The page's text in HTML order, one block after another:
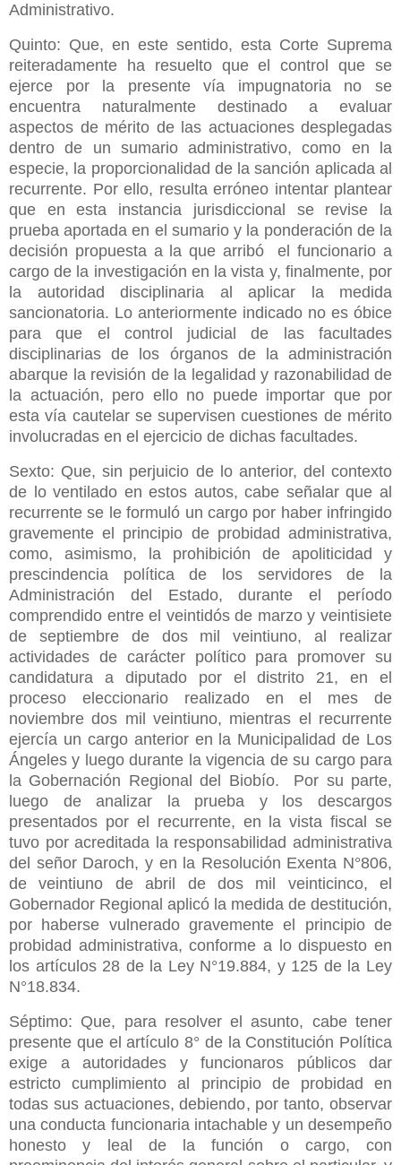
Administrativo.
Quinto: Que, en este sentido, esta Corte Suprema
reiteradamente ha resuelto que el control que se
ejerce por la presente vía impugnatoria no se
encuentra naturalmente destinado a evaluar
aspectos de mérito de las actuaciones desplegadas
dentro de un sumario administrativo, como en la
especie, la proporcionalidad de la sanción aplicada al
recurrente. Por ello, resulta erróneo intentar plantear
que en esta instancia jurisdiccional se revise la
prueba aportada en el sumario y la ponderación de la
decisión propuesta a la que arribó el funcionario a
cargo de la investigación en la vista y, finalmente, por
la autoridad disciplinaria al aplicar la medida
sancionatoria. Lo anteriormente indicado no es óbice
para que el control judicial de las facultades
disciplinarias de los órganos de la administración
abarque la revisión de la legalidad y razonabilidad de
la actuación, pero ello no puede importar que por
esta vía cautelar se supervisen cuestiones de mérito
involucradas en el ejercicio de dichas facultades.
Sexto: Que, sin perjuicio de lo anterior, del contexto
de lo ventilado en estos autos, cabe señalar que al
recurrente se le formuló un cargo por haber infringido
gravemente el principio de probidad administrativa,
como, asimismo, la prohibición de apoliticidad y
prescindencia política de los servidores de la
Administración del Estado, durante el período
comprendido entre el veintidós de marzo y veintisiete
de septiembre de dos mil veintiuno, al realizar
actividades de carácter político para promover su
candidatura a diputado por el distrito 21, en el
proceso eleccionario realizado en el mes de
noviembre dos mil veintiuno, mientras el recurrente
ejercía un cargo anterior en la Municipalidad de Los
Ángeles y luego durante la vigencia de su cargo para
la Gobernación Regional del Biobío. Por su parte,
luego de analizar la prueba y los descargos
presentados por el recurrente, en la vista fiscal se
tuvo por acreditada la responsabilidad administrativa
del señor Daroch, y en la Resolución Exenta N°806,
de veintiuno de abril de dos mil veinticinco, el
Gobernador Regional aplicó la medida de destitución,
por haberse vulnerado gravemente el principio de
probidad administrativa, conforme a lo dispuesto en
los artículos 28 de la Ley N°19.884, y 125 de la Ley
N°18.834.
Séptimo: Que, para resolver el asunto, cabe tener
presente que el artículo 8° de la Constitución Política
exige a autoridades y funcionaros públicos dar
estricto cumplimiento al principio de probidad en
todas sus actuaciones, debiendo, por tanto, observar
una conducta funcionaria intachable y un desempeño
honesto y leal de la función o cargo, con